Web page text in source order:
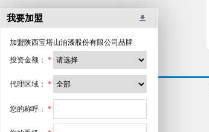
我要加盟
加盟陕西宝塔山油漆股份有限公司 品牌
投资金额： *
代理区域： *
您的称呼： *